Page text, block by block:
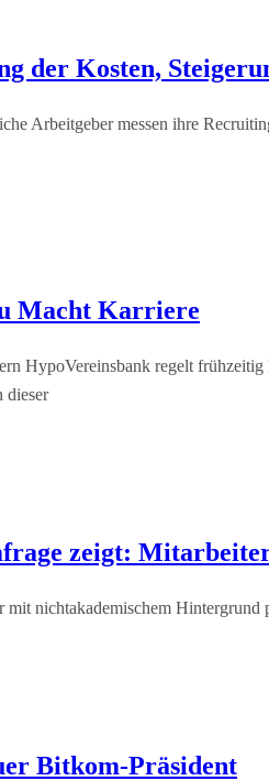
der Kosten,
Arbeitgeber messen ihre
Macht Karriere
HypoVereinsbank regelt
dieser
zeigt:
mit nichtakademischem
Bitkom-Präsident